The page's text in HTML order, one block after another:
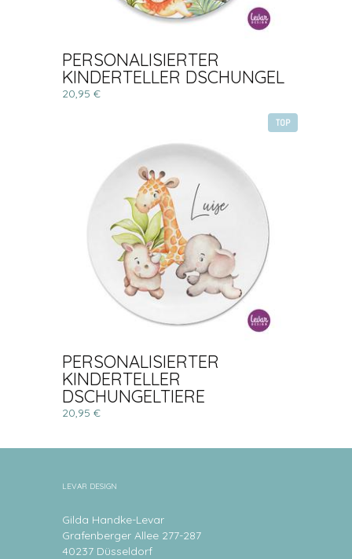
PERSONALISIERTER
KINDERTELLER DSCHUNGEL
20,95 €
TOP
PERSONALISIERTER
KINDERTELLER
DSCHUNGELTIERE
20,95 €
LEVAR DESIGN
Gilda Handke-Levar
Grafenberger Allee 277-287
40237 Düsseldorf